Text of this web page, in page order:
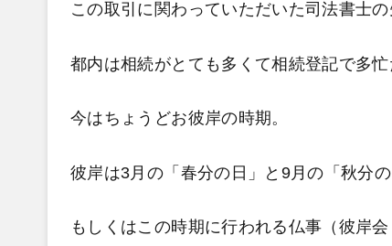
この取引に関わっていただいた司法書士
都内は相続がとても多くて相続登記で多
今はちょうどお彼岸の時期。
彼岸は3月の「春分の日」と9月の「秋分の
もしくはこの時期に行われる仏事（ 彼岸